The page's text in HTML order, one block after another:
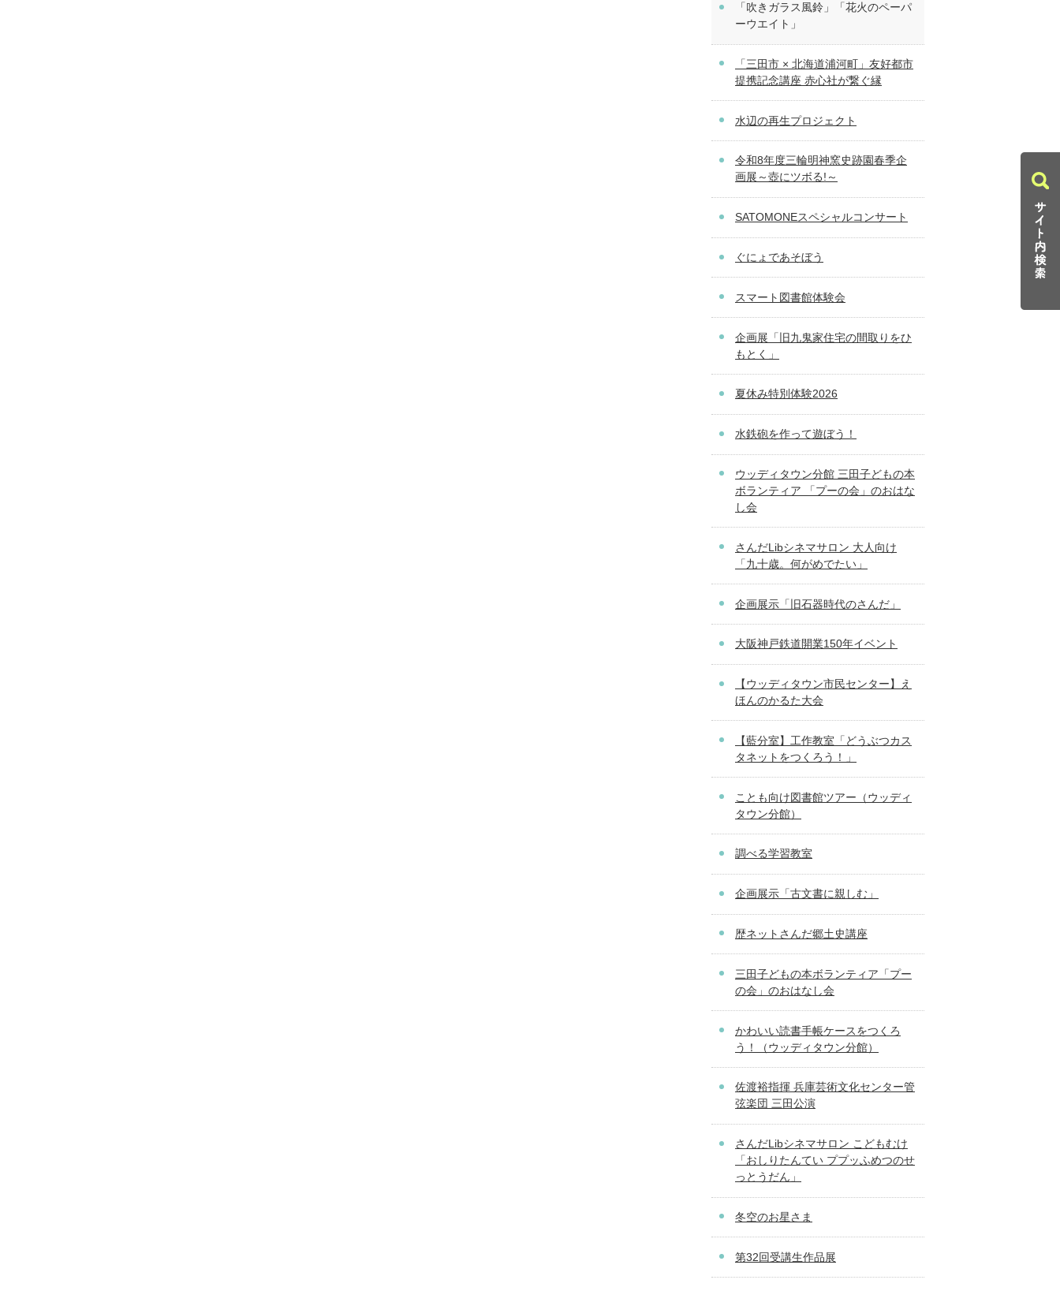
「吹きガラス風鈴」「花火のペーパ
ーウエイト」
「三田市 × 北海道浦河町」友好都市
提携記念講座 赤心社が繋ぐ縁
水辺の再生プロジェクト
令和8年度三輪明神窯史跡園春季企
画展～壺にツボる!～
SATOMONEスペシャルコンサート
ぐにょであそぼう
スマート図書館体験会
企画展「旧九鬼家住宅の間取りをひ
もとく」
夏休み特別体験2026
水鉄砲を作って遊ぼう！
ウッディタウン分館 三田子どもの本
ボランティア 「プーの会」のおはな
し会
さんだLibシネマサロン 大人向け
「九十歳。何がめでたい」
企画展示「旧石器時代のさんだ」
大阪神戸鉄道開業150年イベント
【ウッディタウン市民センター】え
ほんのかるた大会
【藍分室】工作教室「どうぶつカス
タネットをつくろう！」
ことも向け図書館ツアー（ウッディ
タウン分館）
調べる学習教室
企画展示「古文書に親しむ」
歴ネットさんだ郷土史講座
三田子どもの本ボランティア「プー
の会」のおはなし会
かわいい読書手帳ケースをつくろ
う！（ウッディタウン分館）
佐渡裕指揮 兵庫芸術文化センター管
弦楽団 三田公演
さんだLibシネマサロン こどもむけ
「おしりたんてい ププッふめつのせ
っとうだん」
冬空のお星さま
第32回受講生作品展